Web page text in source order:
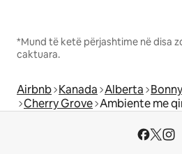
*Mund të ketë përjashtime në disa
caktuara.
Airbnb Kanada Alberta
Cherry Grove Ambiente me